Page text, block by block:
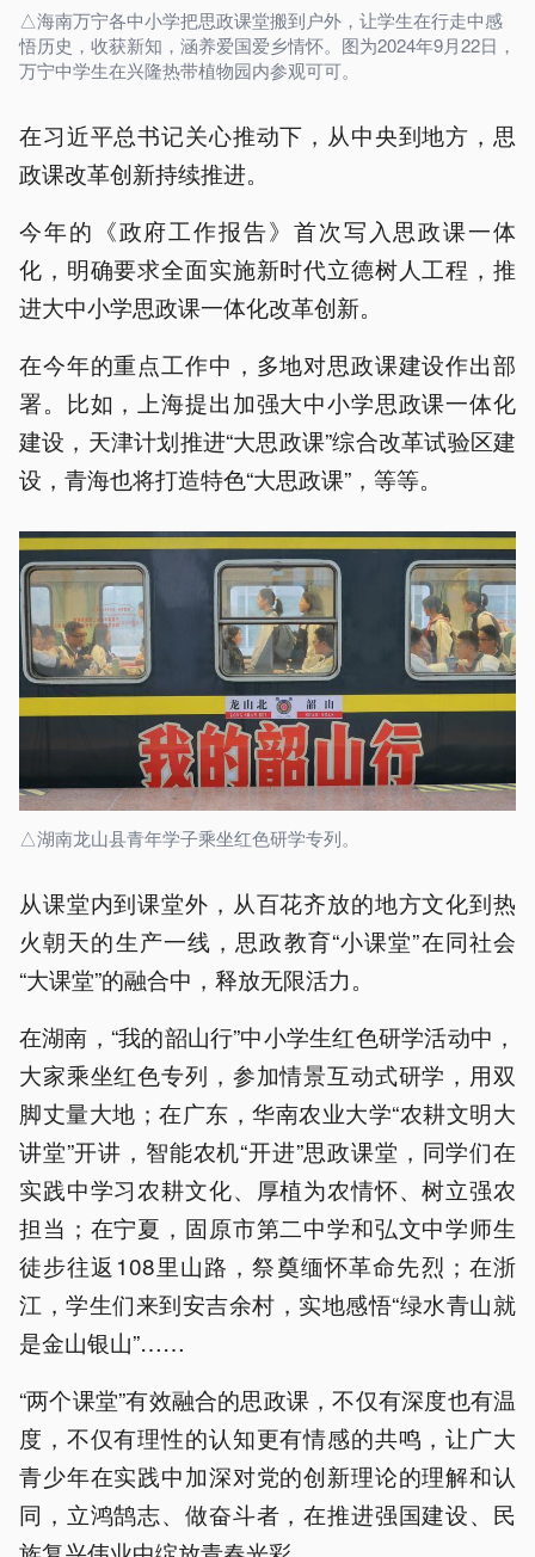
△海南万宁各中小学把思政课堂搬到户外，让学生在行走中感
悟历史，收获新知，涵养爱国爱乡情怀。图为2024年9月22日，
万宁中学生在兴隆热带植物园内参观可可。
在习近平总书记关心推动下，从中央到地方，思
政课改革创新持续推进。
今年的《政府工作报告》首次写入思政课一体
化，明确要求全面实施新时代立德树人工程，推
进大中小学思政课一体化改革创新。
在今年的重点工作中，多地对思政课建设作出部
署。比如，上海提出加强大中小学思政课一体化
建设，天津计划推进“大思政课”综合改革试验区建
设，青海也将打造特色“大思政课”，等等。
△湖南龙山县青年学子乘坐红色研学专列。
从课堂内到课堂外，从百花齐放的地方文化到热
火朝天的生产一线，思政教育“小课堂”在同社会
“大课堂”的融合中，释放无限活力。
在湖南，“我的韶山行”中小学生红色研学活动中，
大家乘坐红色专列，参加情景互动式研学，用双
脚丈量大地；在广东，华南农业大学“农耕文明大
讲堂”开讲，智能农机“开进”思政课堂，同学们在
实践中学习农耕文化、厚植为农情怀、树立强农
担当；在宁夏，固原市第二中学和弘文中学师生
徒步往返108里山路，祭奠缅怀革命先烈；在浙
江，学生们来到安吉余村，实地感悟“绿水青山就
是金山银山”……
“两个课堂”有效融合的思政课，不仅有深度也有温
度，不仅有理性的认知更有情感的共鸣，让广大
青少年在实践中加深对党的创新理论的理解和认
同，立鸿鹄志、做奋斗者，在推进强国建设、民